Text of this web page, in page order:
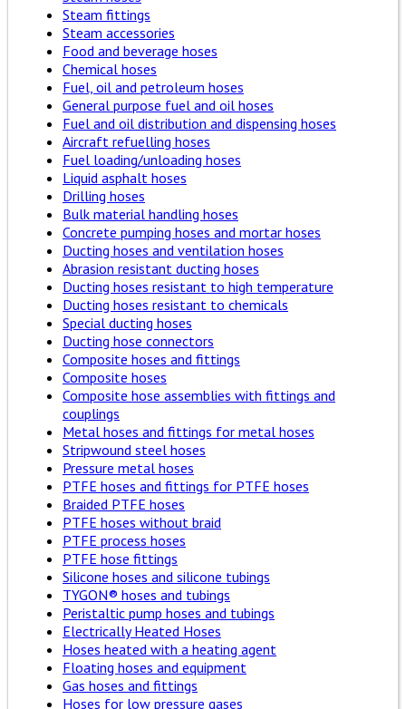
Steam fittings
Steam accessories
Food and beverage hoses
Chemical hoses
Fuel, oil and petroleum hoses
General purpose fuel and oil hoses
Fuel and oil distribution and dispensing hoses
Aircraft refuelling hoses
Fuel loading/unloading hoses
Liquid asphalt hoses
Drilling hoses
Bulk material handling hoses
Concrete pumping hoses and mortar hoses
Ducting hoses and ventilation hoses
Abrasion resistant ducting hoses
Ducting hoses resistant to high temperature
Ducting hoses resistant to chemicals
Special ducting hoses
Ducting hose connectors
Composite hoses and fittings
Composite hoses
Composite hose assemblies with fittings and
couplings
Metal hoses and fittings for metal hoses
Stripwound steel hoses
Pressure metal hoses
PTFE hoses and fittings for PTFE hoses
Braided PTFE hoses
PTFE hoses without braid
PTFE process hoses
PTFE hose fittings
Silicone hoses and silicone tubings
TYGON® hoses and tubings
Peristaltic pump hoses and tubings
Electrically Heated Hoses
Hoses heated with a heating agent
Floating hoses and equipment
Gas hoses and fittings
Hoses for low pressure gases